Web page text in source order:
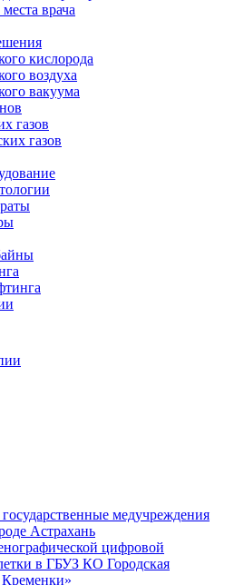
врача
кислорода
воздуха
вакуума
газов
газов
медучреждения
Астрахань
цифровой
в ГБУЗ КО Городская